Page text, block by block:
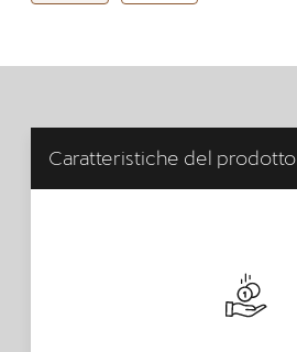
Caratteristiche del prodotto